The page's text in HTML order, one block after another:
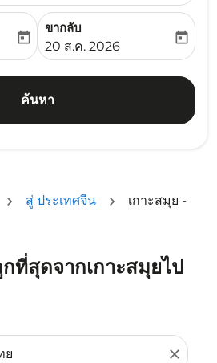
date-aria-label
today
ขากลับ
fc-booking-return-date-
20 ส.ค. 2026
today
ค้นหา
สู่ ประเทศจีน
เกาะสมุย -
ที่สุดจากเกาะสมุยไป
close
งคุณ (ต้นทางและ/หรือปลายทาง) หรื